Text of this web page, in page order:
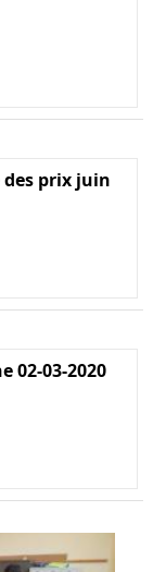
des prix juin
02-03-2020